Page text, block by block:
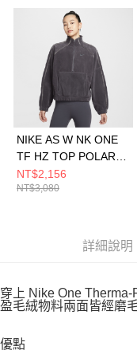
時審查核予不同之上限額
請求用戶進行身份認證。
５．嚴禁一人註冊多個帳
恩沛科技股份有限公司將
NIKE AS W NK ONE
TF HZ TOP POLAR
女 長袖上衣
HV3716036
NT$2,156
NT$3,080
詳細說明
穿上 Nike One
盈毛絨物料兩面皆經磨
優點